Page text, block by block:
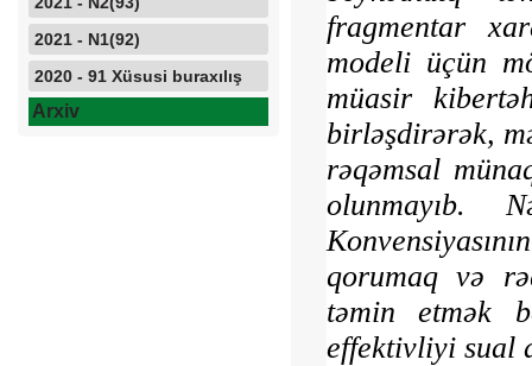
2021 - N1(92)
2020 - 91 Xüsusi buraxılış
Arxiv
fragmentar
modeli üçün
müasir
birləşdirərək,
rəqəm­sal
olunmayıb.
qorumaq və
təmin etmək
effektivliyi sual